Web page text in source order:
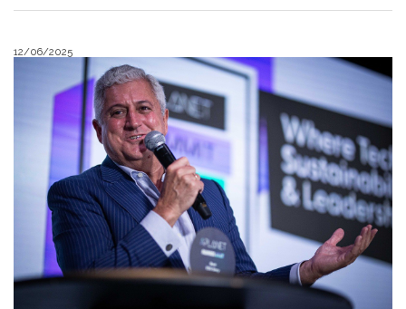
12/06/2025